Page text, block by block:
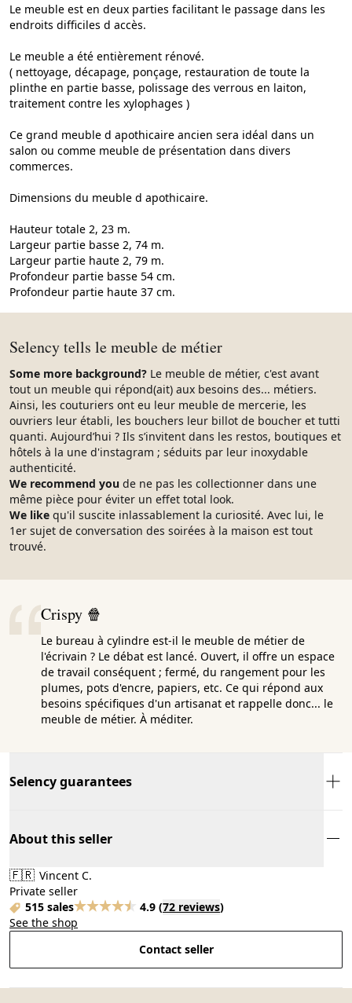
Le meuble est en deux parties facilitant le passage dans les
endroits difficiles d accès.
Le meuble a été entièrement rénové.
( nettoyage, décapage, ponçage, restauration de toute la
plinthe en partie basse, polissage des verrous en laiton,
traitement contre les xylophages )
Ce grand meuble d apothicaire ancien sera idéal dans un
salon ou comme meuble de présentation dans divers
commerces.
Dimensions du meuble d apothicaire.
Hauteur totale 2, 23 m.
Largeur partie basse 2, 74 m.
Largeur partie haute 2, 79 m.
Profondeur partie basse 54 cm.
Profondeur partie haute 37 cm.
Selency tells le meuble de métier
Some more background? Le meuble de métier, c'est avant
tout un meuble qui répond(ait) aux besoins des... métiers.
Ainsi, les couturiers ont eu leur meuble de mercerie, les
ouvriers leur établi, les bouchers leur billot de boucher et tutti
quanti. Aujourd’hui ? Ils s’invitent dans les restos, boutiques et
hôtels à la une d'instagram ; séduits par leur inoxydable
authenticité.
We recommend you de ne pas les collectionner dans une
même pièce pour éviter un effet total look.
We like qu'il suscite inlassablement la curiosité. Avec lui, le
1er sujet de conversation des soirées à la maison est tout
trouvé.
Crispy 🍿
Le bureau à cylindre est-il le meuble de métier de
l'écrivain ? Le débat est lancé. Ouvert, il offre un espace
de travail conséquent ; fermé, du rangement pour les
plumes, pots d'encre, papiers, etc. Ce qui répond aux
besoins spécifiques d'un artisanat et rappelle donc... le
meuble de métier. À méditer.
Selency guarantees
About this seller
🇫🇷 Vincent C.
Private seller
515 sales
4.9 (72 reviews)
See the shop
Contact seller